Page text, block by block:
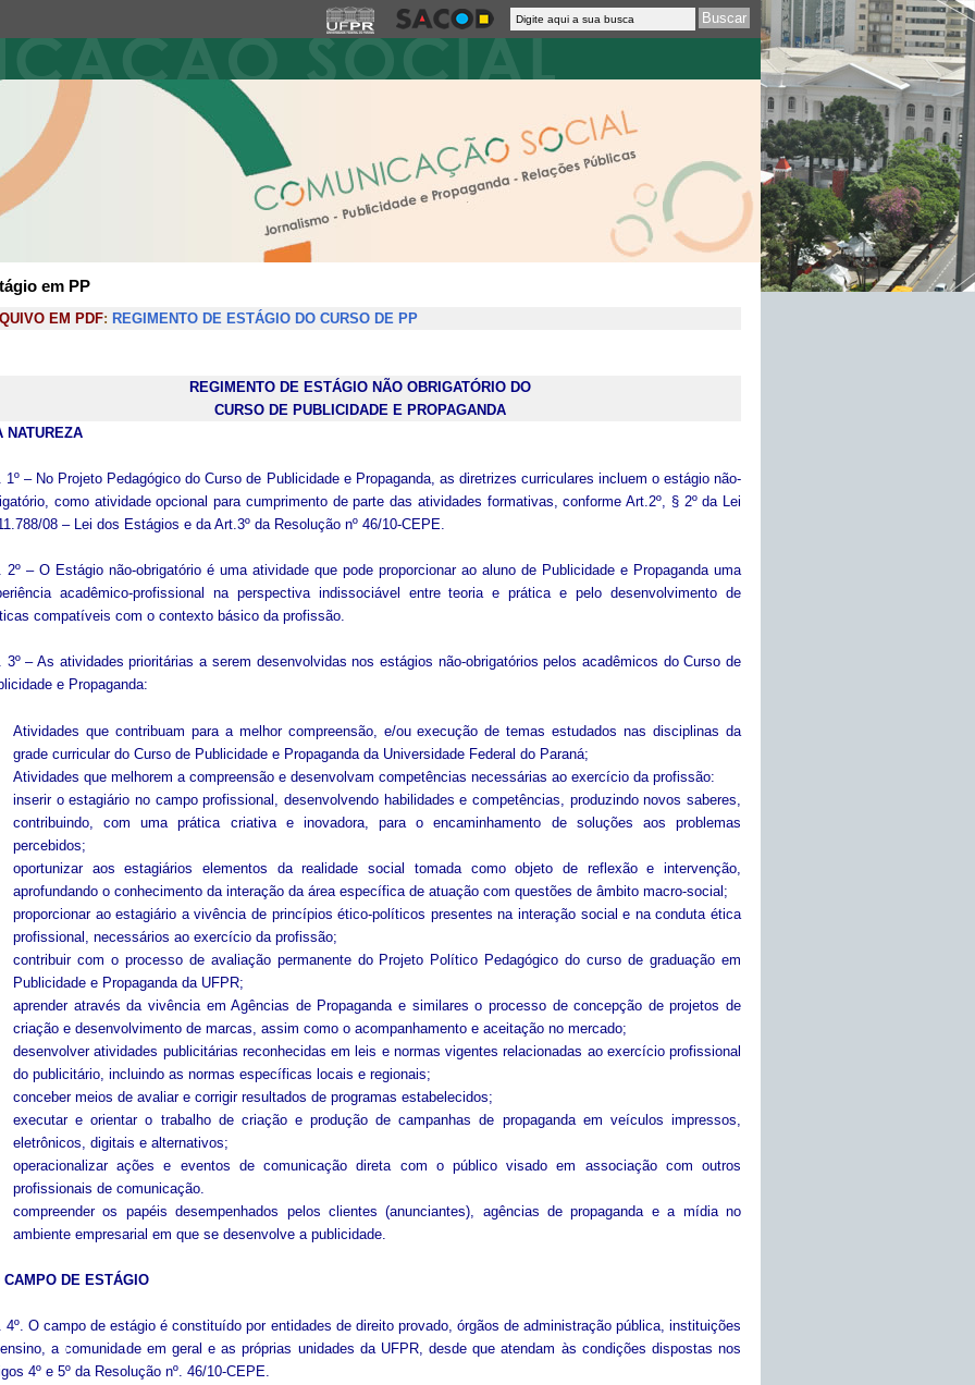
em PP
EM PDF: REGIMENTO DE ESTÁGIO DO CURSO DE PP
REGIMENTO DE ESTÁGIO NÃO OBRIGATÓRIO DO
CURSO DE PUBLICIDADE E PROPAGANDA
NATUREZA
1º – No Projeto Pedagógico do Curso de Publicidade e Propaganda, as diretrizes curriculares incluem o estágio não-
como atividade opcional para cumprimento de parte das atividades formativas, conforme Art.2º, § 2º da Lei
08 – Lei dos Estágios e da Art.3º da Resolução nº 46/10-CEPE.
2º – O Estágio não-obrigatório é uma atividade que pode proporcionar ao aluno de Publicidade e Propaganda uma
acadêmico-profissional na perspectiva indissociável entre teoria e prática e pelo desenvolvimento de
compatíveis com o contexto básico da profissão.
3º – As atividades prioritárias a serem desenvolvidas nos estágios não-obrigatórios pelos acadêmicos do Curso de
e Propaganda:
Atividades que contribuam para a melhor compreensão, e/ou execução de temas estudados nas disciplinas da
grade curricular do Curso de Publicidade e Propaganda da Universidade Federal do Paraná;
Atividades que melhorem a compreensão e desenvolvam competências necessárias ao exercício da profissão:
inserir o estagiário no campo profissional, desenvolvendo habilidades e competências, produzindo novos saberes,
contribuindo, com uma prática criativa e inovadora, para o encaminhamento de soluções aos problemas
percebidos;
oportunizar aos estagiários elementos da realidade social tomada como objeto de reflexão e intervenção,
aprofundando o conhecimento da interação da área específica de atuação com questões de âmbito macro-social;
proporcionar ao estagiário a vivência de princípios ético-políticos presentes na interação social e na conduta ética
profissional, necessários ao exercício da profissão;
contribuir com o processo de avaliação permanente do Projeto Político Pedagógico do curso de graduação em
Publicidade e Propaganda da UFPR;
aprender através da vivência em Agências de Propaganda e similares o processo de concepção de projetos de
criação e desenvolvimento de marcas, assim como o acompanhamento e aceitação no mercado;
desenvolver atividades publicitárias reconhecidas em leis e normas vigentes relacionadas ao exercício profissional
do publicitário, incluindo as normas específicas locais e regionais;
conceber meios de avaliar e corrigir resultados de programas estabelecidos;
executar e orientar o trabalho de criação e produção de campanhas de propaganda em veículos impressos,
eletrônicos, digitais e alternativos;
operacionalizar ações e eventos de comunicação direta com o público visado em associação com outros
profissionais de comunicação.
compreender os papéis desempenhados pelos clientes (anunciantes), agências de propaganda e a mídia no
ambiente empresarial em que se desenvolve a publicidade.
CAMPO DE ESTÁGIO
4º. O campo de estágio é constituído por entidades de direito provado, órgãos de administração pública, instituições
a comunidade em geral e as próprias unidades da UFPR, desde que atendam às condições dispostas nos
4º e 5º da Resolução nº. 46/10-CEPE.